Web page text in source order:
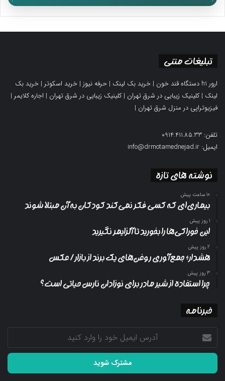
تبلیغات متنی
ارور h1 دستگاه قند خون | خرید بک لینک | حرفه نیوز | خرید اسکوتر | خرید بک
لینک |کلینیک زیبایی در شرق تهران |کلینیک زیبایی در شرق تهران | اجاره کلایمر |
فیزیوتراپی در منزل شرق تهران |
تلفن: 0914.411.85.33
ایمیل: info@drmotamednejad.ir
نوشته های تازه
10 ساعت پیش
بیماری‌ای که کسی فکر نمی‌کند کودکان به آن مبتلا شوند
1 روز پیش
این خوراکی‌ها را بخورید تا آلزایمر نگیرید
2 روز پیش
هشدار؛ جمع‌آوری روغن‌های یک برند از بازار/ عکس
3 روز پیش
چرا استفاده از شیر مادر برای نوزادان نارس حیاتی است؟
خبرنامه
آدرس
ایمیل
خود
وارد